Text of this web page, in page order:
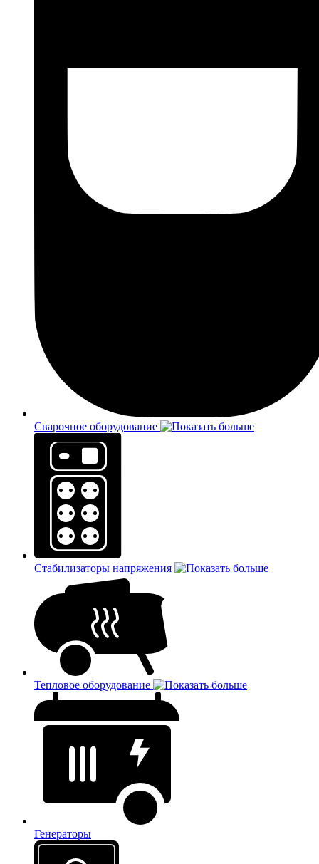
Сварочное оборудование
Стабилизаторы напряжения
Тепловое оборудование
Генераторы